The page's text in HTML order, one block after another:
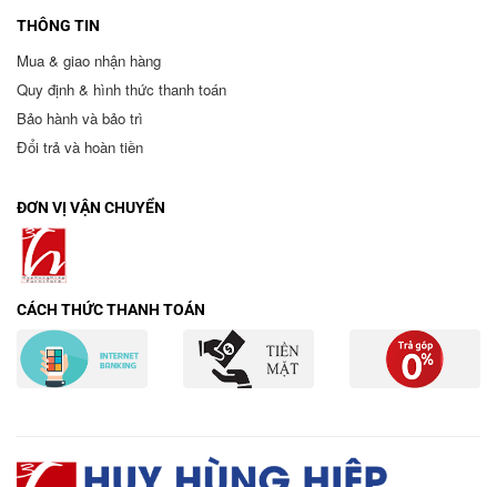
THÔNG TIN
Mua & giao nhận hàng
Quy định & hình thức thanh toán
Bảo hành và bảo trì
Đổi trả và hoàn tiền
ĐƠN VỊ VẬN CHUYỂN
CÁCH THỨC THANH TOÁN